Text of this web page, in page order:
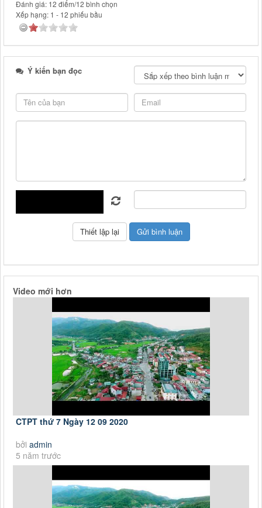
Đánh giá: 12 điểm/12 bình chọn
Xếp hạng: 1 - 12 phiếu bầu
Ý kiến bạn đọc
Video mới hơn
CTPT thứ 7 Ngày 12 09 2020
bởi admin
5 năm trước